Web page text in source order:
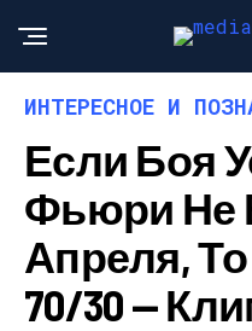
ИНТЕРЕСНОЕ И
Если Боя
Фьюри Не
Апреля,
70/30 —